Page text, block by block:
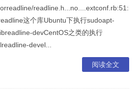
这个库Ubuntu下执行sudoapt-
devCentOS之类的执行
devel...
阅读全文